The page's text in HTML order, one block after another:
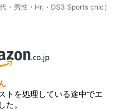
・男性・Hr.・DS3 Sports chic）